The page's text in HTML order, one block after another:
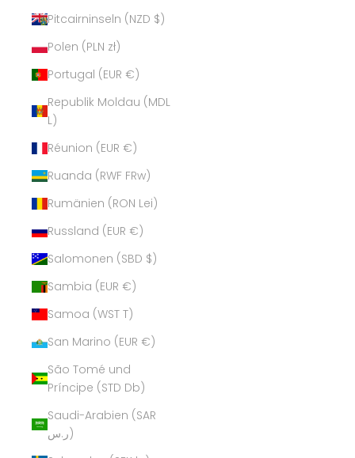
Pitcairninseln (NZD $)
Polen (PLN zł)
Portugal (EUR €)
Republik Moldau (MDL
L)
Réunion (EUR €)
Ruanda (RWF FRw)
Rumänien (RON Lei)
Russland (EUR €)
Salomonen (SBD $)
Sambia (EUR €)
Samoa (WST T)
San Marino (EUR €)
São Tomé und
Príncipe (STD Db)
Saudi-Arabien (SAR
ر.س)